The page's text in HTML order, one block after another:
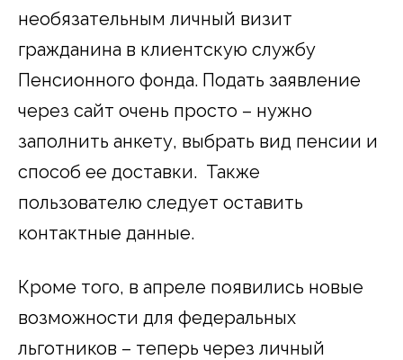
необязательным личный визит
гражданина в клиентскую службу
Пенсионного фонда. Подать заявление
через сайт очень просто – нужно
заполнить анкету, выбрать вид пенсии и
способ ее доставки. Также
пользователю следует оставить
контактные данные.
Кроме того, в апреле появились новые
возможности для федеральных
льготников – теперь через личный